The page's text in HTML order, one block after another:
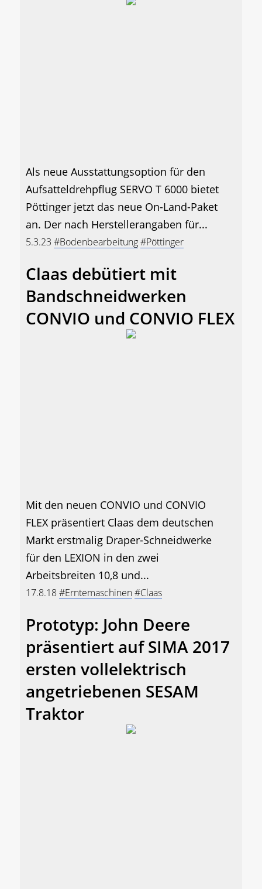
Als neue Ausstattungsoption für den
Aufsatteldrehpflug SERVO T 6000 bietet
Pöttinger jetzt das neue On-Land-Paket
an. Der nach Herstellerangaben für...
5.3.23 #Bodenbearbeitung#Pöttinger
Claas debütiert mit
Bandschneidwerken
CONVIO und CONVIO FLEX
Mit den neuen CONVIO und CONVIO
FLEX präsentiert Claas dem deutschen
Markt erstmalig Draper-Schneidwerke
für den LEXION in den zwei
Arbeitsbreiten 10,8 und...
17.8.18#Erntemaschinen#Claas
Prototyp: John Deere
präsentiert auf SIMA 2017
ersten vollelektrisch
angetriebenen SESAM
Traktor